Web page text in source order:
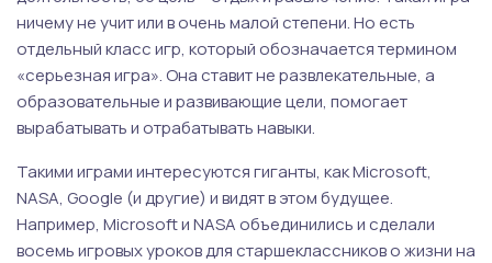
ничему не учит или в очень малой степени. Но есть
отдельный класс игр, который обозначается термином
«серьезная игра». Она ставит не развлекательные, а
образовательные и развивающие цели, помогает
вырабатывать и отрабатывать навыки.
Такими играми интересуются гиганты, как Microsoft,
NASA, Google (и другие) и видят в этом будущее.
Например, Microsoft и NASA объединились и сделали
восемь игровых уроков для старшеклассников о жизни на